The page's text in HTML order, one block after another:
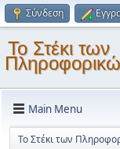
Σύνδεση
Το Στέκι των
Main Menu
Το Στέκι των